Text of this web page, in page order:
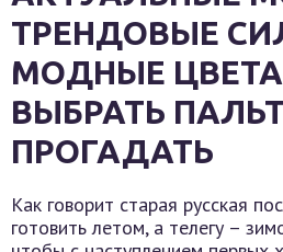
ТРЕНДОВЫЕ
МОДНЫЕ
ВЫБРАТЬ
ПРОГАДАТЬ
Как говорит старая русская
готовить летом, а телегу –